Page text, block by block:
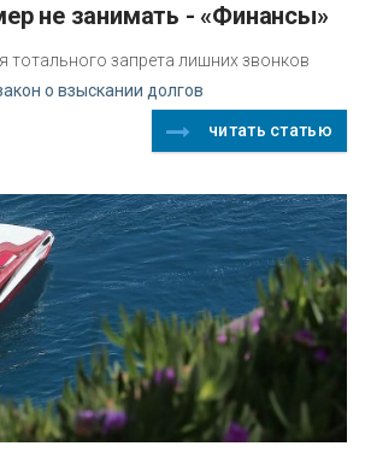
не занимать - «Финансы»
тотального запрета лишних звонков
о взыскании долгов
читать статью